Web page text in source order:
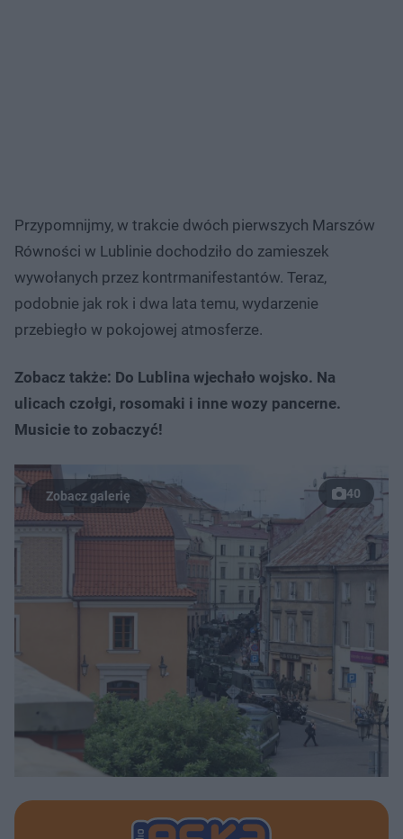
Przypomnijmy, w trakcie dwóch pierwszych Marszów
Równości w Lublinie dochodziło do zamieszek
wywołanych przez kontrmanifestantów. Teraz,
podobnie jak rok i dwa lata temu, wydarzenie
przebiegło w pokojowej atmosferze.
Zobacz także: Do Lublina wjechało wojsko. Na
ulicach czołgi, rosomaki i inne wozy pancerne.
Musicie to zobaczyć!
40